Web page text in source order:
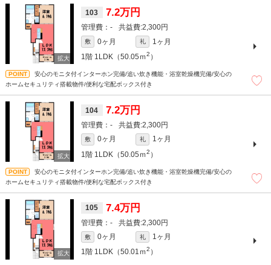
103 7.2万円
- 2,300円
敷 0ヶ月 礼
1ヶ月
1階 1LDK（50.05ｍ2 ）
安心のモニタ付インターホン完備/追い炊き機能・浴室乾燥機完備/安心の
ホームセキュリティ搭載物件/便利な宅配ボックス付き
104 7.2万円
- 2,300円
敷 0ヶ月 礼
1ヶ月
1階 1LDK（50.05ｍ2 ）
安心のモニタ付インターホン完備/追い炊き機能・浴室乾燥機完備/安心の
ホームセキュリティ搭載物件/便利な宅配ボックス付き
105 7.4万円
- 2,300円
敷 0ヶ月 礼
1ヶ月
1階 1LDK（50.01ｍ2 ）